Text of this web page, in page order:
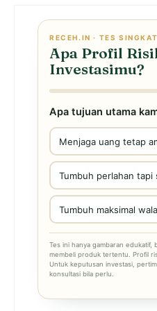
RECEH.IN · TES SINGKAT
Apa Profil
Investasimu?
Apa tujuan utama
Menjaga uang tetap
Tumbuh perlahan tapi
Tumbuh maksimal
Tes ini hanya gambaran edukatif,
membeli produk tertentu. Profil
Untuk keputusan investasi,
konsultasi bila perlu.